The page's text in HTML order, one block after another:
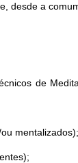
desde a
de
mentalizados);